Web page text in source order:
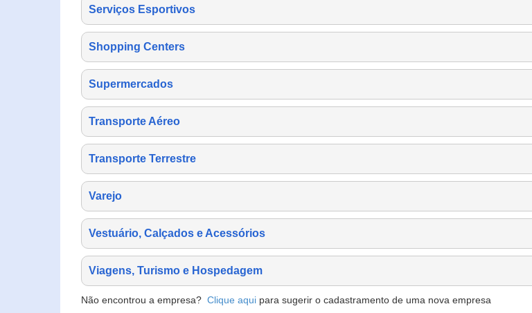
Serviços Esportivos
Shopping Centers
Supermercados
Transporte Aéreo
Transporte Terrestre
Varejo
Vestuário, Calçados e Acessórios
Viagens, Turismo e Hospedagem
Não encontrou a empresa? Clique aqui para sugerir o cadastramento de uma nova empresa